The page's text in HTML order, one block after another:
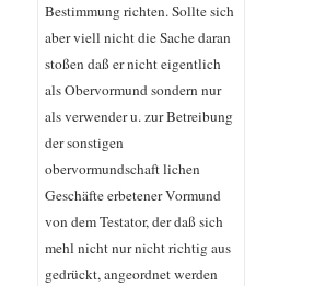
Bestimmung richten. Sollte sich
aber viell nicht die Sache daran
stoßen daß er nicht eigentlich
als Obervormund sondern nur
als verwender u. zur Betreibung
der sonstigen
obervormundschaft lichen
Geschäfte erbetener Vormund
von dem Testator, der daß sich
mehl nicht nur nicht richtig aus
gedrückt, angeordnet werden